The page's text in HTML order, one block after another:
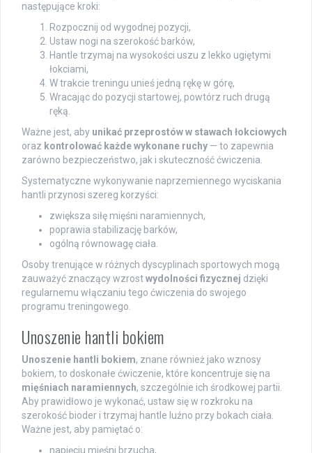
następujące kroki:
Rozpocznij od wygodnej pozycji,
Ustaw nogi na szerokość barków,
Hantle trzymaj na wysokości uszu z lekko ugiętymi
łokciami,
W trakcie treningu unieś jedną rękę w górę,
Wracając do pozycji startowej, powtórz ruch drugą
ręką.
Ważne jest, aby unikać przeprostów w stawach łokciowych
oraz kontrolować każde wykonane ruchy — to zapewnia
zarówno bezpieczeństwo, jak i skuteczność ćwiczenia.
Systematyczne wykonywanie naprzemiennego wyciskania
hantli przynosi szereg korzyści:
zwiększa siłę mięśni naramiennych,
poprawia stabilizację barków,
ogólną równowagę ciała.
Osoby trenujące w różnych dyscyplinach sportowych mogą
zauważyć znaczący wzrostwydolności fizycznej dzięki
regularnemu włączaniu tego ćwiczenia do swojego
programu treningowego.
Unoszenie hantli bokiem
Unoszenie hantli bokiem, znane również jako wznosy
bokiem, to doskonałe ćwiczenie, które koncentruje się na
mięśniach naramiennych, szczególnie ich środkowej partii.
Aby prawidłowo je wykonać, ustaw się w rozkroku na
szerokość bioder i trzymaj hantle luźno przy bokach ciała.
Ważne jest, aby pamiętać o:
napięciu mięśni brzucha,